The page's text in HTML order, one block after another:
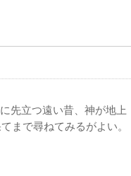
立つ遠い昔、神が地上
まで尋ねてみるがよい。